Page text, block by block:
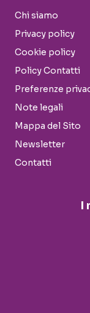
Chi siamo
Privacy policy
Cookie policy
Policy Contatti
Preferenze
Note legali
Mappa del Sito
Newsletter
Contatti
I